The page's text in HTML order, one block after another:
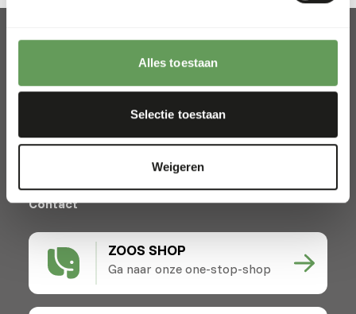
Alles toestaan
Selectie toestaan
Weigeren
ZOOS SHOP
Ga naar onze one-stop-shop
Contact